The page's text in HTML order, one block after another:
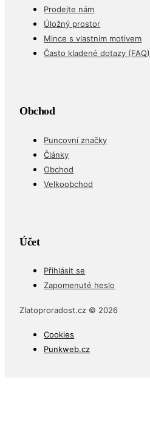
Prodejte nám
Úložný prostor
Mince s vlastním motivem
Často kladené dotazy (FAQ)
Obchod
Puncovní značky
Články
Obchod
Velkoobchod
Účet
Přihlásit se
Zapomenuté heslo
Zlatoproradost.cz © 2026
Cookies
Punkweb.cz